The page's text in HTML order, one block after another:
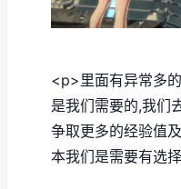
<p>里面有异常多
是我们需要的,我们
争取更多的经验值
本我们是需要有选